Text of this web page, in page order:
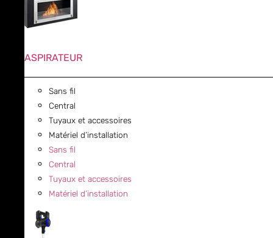
ASPIRATEUR
Sans fil
Central
Tuyaux et accessoires
Matériel d’installation
Sans fil
Central
Tuyaux et accessoires
Matériel d’installation